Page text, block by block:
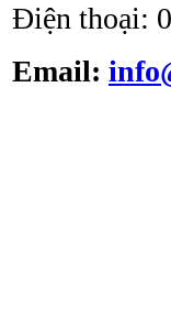
Tủ cấy vô trùng
Điện thoại:
Email: